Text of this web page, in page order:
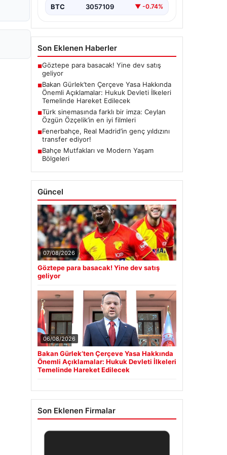
yürürlüğe girmesiyle…
BTC 3057109 ▼ -0.74%
Son Eklenen Haberler
■Göztepe para basacak! Yine dev satış
geliyor
■Bakan Gürlek’ten Çerçeve Yasa Hakkında
Önemli Açıklamalar: Hukuk Devleti İlkeleri
Temelinde Hareket Edilecek
■Türk sinemasında farklı bir imza: Ceylan
Özgün Özçelik’in en iyi filmleri
■Fenerbahçe, Real Madrid’in genç yıldızını
transfer ediyor!
■Bahçe Mutfakları ve Modern Yaşam
Bölgeleri
Güncel
07/08/2026
Göztepe para basacak! Yine dev satış
geliyor
06/08/2026
Bakan Gürlek’ten Çerçeve Yasa Hakkında
Önemli Açıklamalar: Hukuk Devleti İlkeleri
Temelinde Hareket Edilecek
Son Eklenen Firmalar